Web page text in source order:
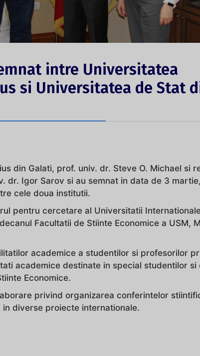
intre Universitatea
si Universitatea de Stat
din Galati, prof. univ. dr. Steve O. Michael si
dr. Igor Sarov si au semnat in data de 3
cele doua institutii.
pentru cercetare al Universitatii
Facultatii de Stiinte Economice a USM,
academice a studentilor si profesorilor
academice destinate in special studentilor si
Economice.
privind organizarea conferintelor
diverse proiecte internationale.